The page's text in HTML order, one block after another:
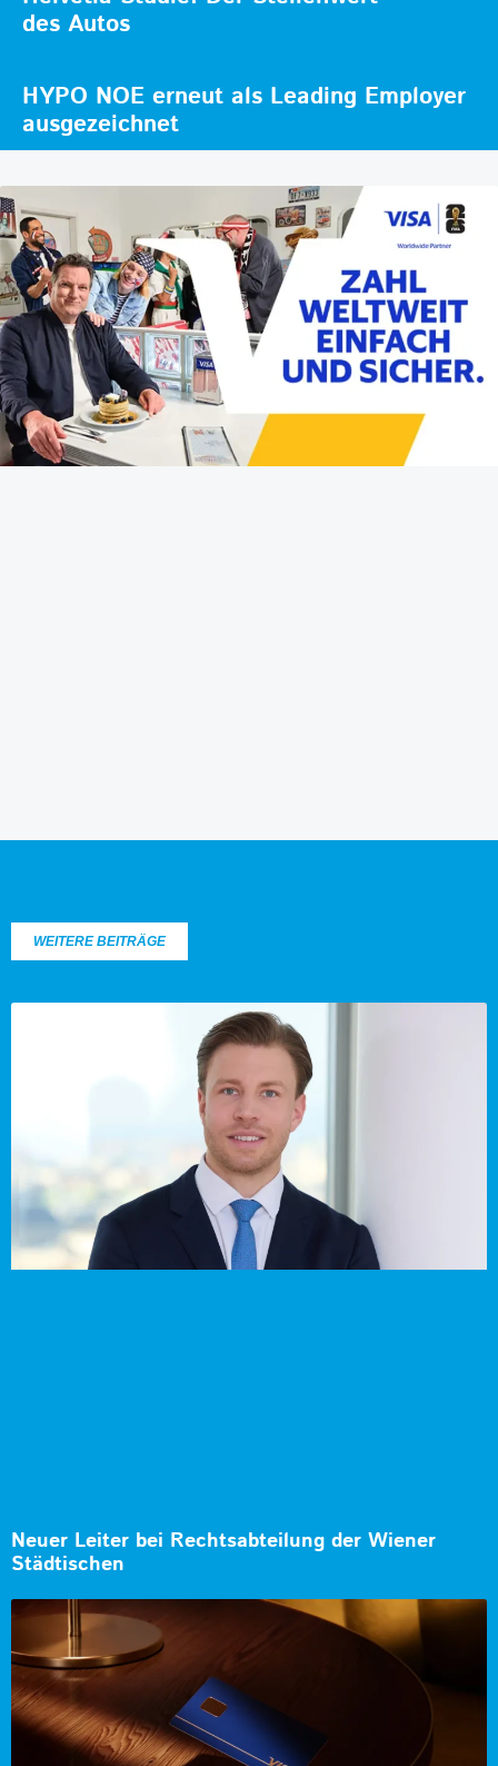
des Autos
HYPO NOE erneut als Leading Employer
ausgezeichnet
WEITERE BEITRÄGE
Neuer Leiter bei Rechtsabteilung der Wiener
Städtischen